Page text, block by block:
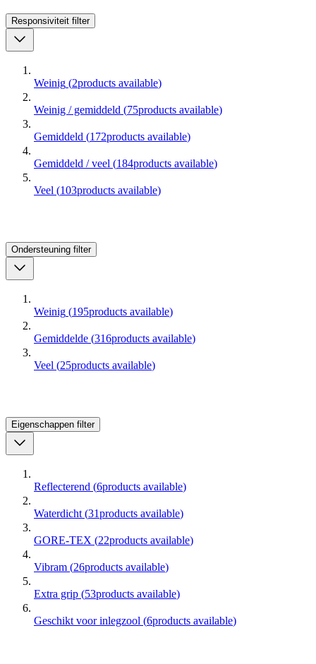
Responsiviteit filter
Weinig (2products available)
Weinig / gemiddeld (75products available)
Gemiddeld (172products available)
Gemiddeld / veel (184products available)
Veel (103products available)
Ondersteuning filter
Weinig (195products available)
Gemiddelde (316products available)
Veel (25products available)
Eigenschappen filter
Reflecterend (6products available)
Waterdicht (31products available)
GORE-TEX (22products available)
Vibram (26products available)
Extra grip (53products available)
Geschikt voor inlegzool (6products available)